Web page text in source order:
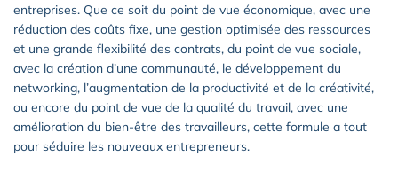
entreprises. Que ce soit du point de vue économique, avec une
réduction des coûts fixe, une gestion optimisée des ressources
et une grande flexibilité des contrats, du point de vue sociale,
avec la création d’une communauté, le développement du
networking, l’augmentation de la productivité et de la créativité,
ou encore du point de vue de la qualité du travail, avec une
amélioration du bien-être des travailleurs, cette formule a tout
pour séduire les nouveaux entrepreneurs.